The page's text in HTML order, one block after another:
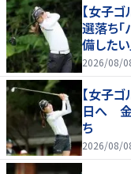
【女子
選落ち
備したい
2026/08/
【女子
日へ
ち
2026/08/